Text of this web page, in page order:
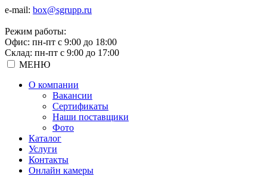
e-mail: box@sgrupp.ru
Режим работы:
Офис: пн-пт с 9:00 до 18:00
Склад: пн-пт с 9:00 до 17:00
МЕНЮ
О компании
Вакансии
Сертификаты
Наши поставщики
Фото
Каталог
Услуги
Контакты
Онлайн камеры